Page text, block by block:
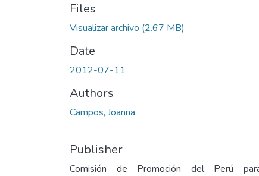
Files
Visualizar archivo (2.67 MB)
Date
2012-07-11
Authors
Campos, Joanna
Publisher
Comisión de Promoción del Perú